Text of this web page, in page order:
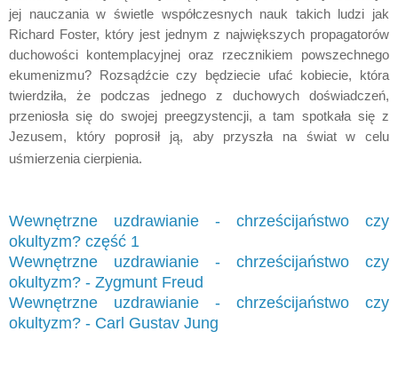
jej nauczania w świetle współczesnych nauk takich ludzi jak
Richard Foster, który jest jednym z największych propagatorów
duchowości kontemplacyjnej oraz rzecznikiem powszechnego
ekumenizmu? Rozsądźcie czy będziecie ufać kobiecie, która
twierdziła, że podczas jednego z duchowych doświadczeń,
przeniosła się do swojej preegzystencji, a tam spotkała się z
Jezusem, który poprosił ją, aby przyszła na świat w celu
uśmierzenia cierpienia.
Wewnętrzne uzdrawianie - chrześcijaństwo czy
okultyzm? część 1
Wewnętrzne uzdrawianie - chrześcijaństwo czy
okultyzm? - Zygmunt Freud
Wewnętrzne uzdrawianie - chrześcijaństwo czy
okultyzm? - Carl Gustav Jung